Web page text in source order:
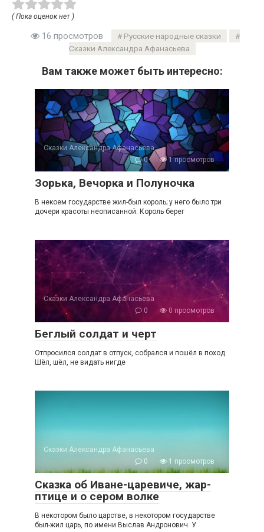
( Пока оценок нет )
16 просмотров
Русские народные сказки
Сказки Александра Афанасьева
Вам также может быть интересно:
Сказки Александра Афанасьева
0
1 просмотров
Зорька, Вечорка и Полуночка
В некоем государстве жил-был король; у него было три
дочери красоты неописанной. Король берег
Сказки Александра Афанасьева
0
0 просмотров
Беглый солдат и черт
Отпросился солдат в отпуск, собрался и пошёл в поход.
Шёл, шёл, не видать нигде
Сказки Александра Афанасьева
0
1 просмотров
Сказка об Иване-царевиче, жар-
птице и о сером волке
В некотором было царстве, в некотором государстве
был-жил царь, по имени Выслав Андронович. У